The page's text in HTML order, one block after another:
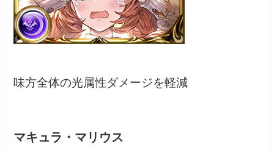
味方全体の光属性ダメージを軽減
マキュラ・マリウス